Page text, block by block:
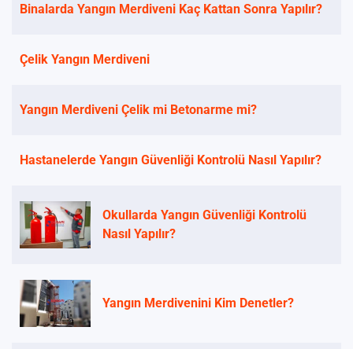
Binalarda Yangın Merdiveni Kaç Kattan Sonra Yapılır?
Çelik Yangın Merdiveni
Yangın Merdiveni Çelik mi Betonarme mi?
Hastanelerde Yangın Güvenliği Kontrolü Nasıl Yapılır?
Okullarda Yangın Güvenliği Kontrolü
Nasıl Yapılır?
Yangın Merdivenini Kim Denetler?